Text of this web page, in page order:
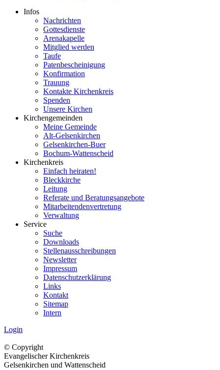
Infos
Nachrichten
Gottesdienste
Arenakapelle
Mitglied werden
Taufe
Patenbescheinigung
Konfirmation
Trauung
Kontakte Kirchenkreis
Spenden
Unsere Kirchen
Kirchengemeinden
Meine Gemeinde
Alt-Gelsenkirchen
Gelsenkirchen-Buer
Bochum-Wattenscheid
Kirchenkreis
Einfach heiraten!
Bleckkirche
Leitung
Referate und Beratungsangebote
Mitarbeitendenvertretung
Verwaltung
Service
Suche
Downloads
Stellenausschreibungen
Newsletter
Impressum
Datenschutzerklärung
Links
Kontakt
Sitemap
Intern
Login
© Copyright
Evangelischer Kirchenkreis
Gelsenkirchen und Wattenscheid